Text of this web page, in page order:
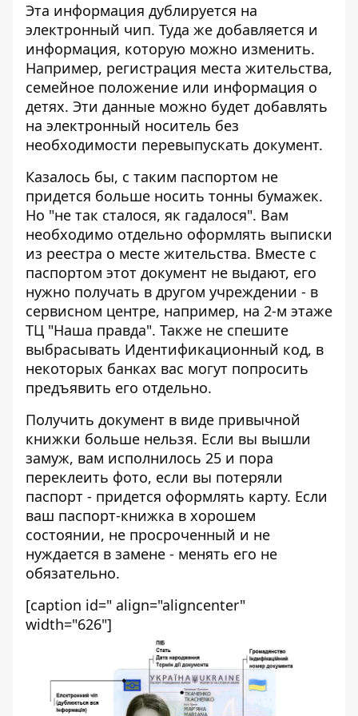
Эта информация дублируется на
электронный чип. Туда же добавляется и
информация, которую можно изменить.
Например, регистрация места жительства,
семейное положение или информация о
детях. Эти данные можно будет добавлять
на электронный носитель без
необходимости перевыпускать документ.
Казалось бы, с таким паспортом не
придется больше носить тонны бумажек.
Но "не так сталося, як гадалося". Вам
необходимо отдельно оформлять выписки
из реестра о месте жительства. Вместе с
паспортом этот документ не выдают, его
нужно получать в другом учреждении - в
сервисном центре, например, на 2-м этаже
ТЦ "Наша правда". Также не спешите
выбрасывать Идентификационный код, в
некоторых банках вас могут попросить
предъявить его отдельно.
Получить документ в виде привычной
книжки больше нельзя. Если вы вышли
замуж, вам исполнилось 25 и пора
переклеить фото, если вы потеряли
паспорт - придется оформлять карту. Если
ваш паспорт-книжка в хорошем
состоянии, не просроченный и не
нуждается в замене - менять его не
обязательно.
[caption id=" align="aligncenter"
width="626"]